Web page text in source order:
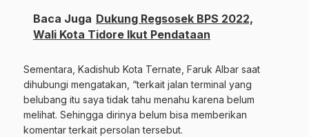
Baca Juga Dukung Regsosek BPS 2022,
Wali Kota Tidore Ikut Pendataan
Sementara, Kadishub Kota Ternate, Faruk Albar saat
dihubungi mengatakan, “terkait jalan terminal yang
belubang itu saya tidak tahu menahu karena belum
melihat. Sehingga dirinya belum bisa memberikan
komentar terkait persolan tersebut.